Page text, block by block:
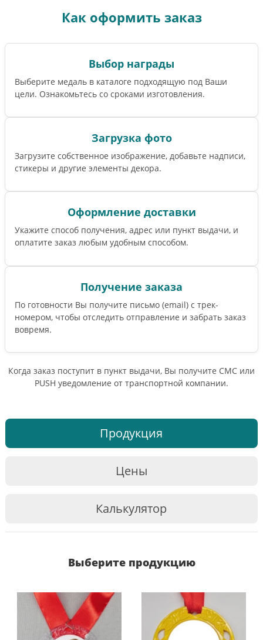
Как оформить заказ
Выбор награды
Выберите медаль в каталоге подходящую под Ваши
цели. Ознакомьтесь со сроками изготовления.
Загрузка фото
Загрузите собственное изображение, добавьте надписи,
стикеры и другие элементы декора.
Оформление доставки
Укажите способ получения, адрес или пункт выдачи, и
оплатите заказ любым удобным способом.
Получение заказа
По готовности Вы получите письмо (email) c трек-
номером, чтобы отследить отправление и забрать заказ
вовремя.
Когда заказ поступит в пункт выдачи, Вы получите СМС или
PUSH уведомление от транспортной компании.
Продукция
Цены
Калькулятор
Выберите продукцию